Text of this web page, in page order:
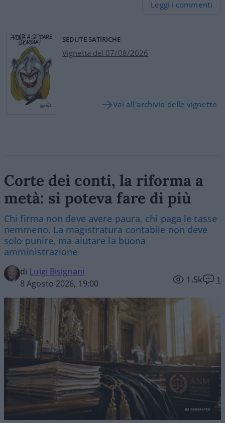
Leggi i commenti
SEDUTE SATIRICHE
Vignetta del 07/08/2026
Vai all'archivio delle vignette
Corte dei conti, la riforma a
metà: si poteva fare di più
Chi firma non deve avere paura, chi paga le tasse
nemmeno. La magistratura contabile non deve
solo punire, ma aiutare la buona
amministrazione
di Luigi Bisignani
8 Agosto 2026, 19:00
1.5k 1